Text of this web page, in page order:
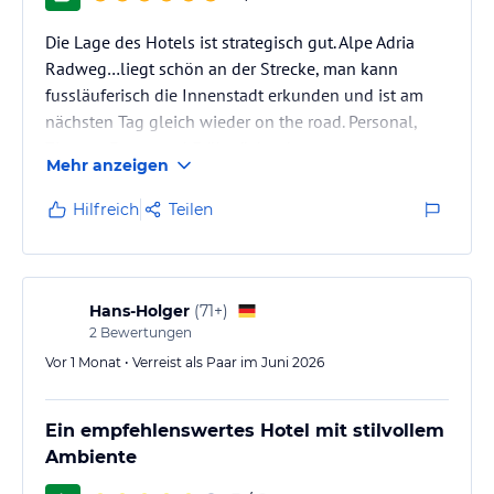
Als Willkommensgetränk erhalten Sie in unserer Lounge einen
Aperitif!
Ausstattung:
Sternenhimmel
Lovesuiteanleitung für erotische Stunden
Minibar, Sat-TV und ein Regenschirm zur Leihgabe
Unser Service:
Frühstück am Zimmer
2. Abend: Candlelight-Dinner im Resaurant
Themenzimmer Cancun
Ein besonderes Highlight in diesem Zimmer ist das aus Hand
gefertigte Bambusbett mit Wassermatratze unter einem Schilfdach.
Die Lage des Hotels ist strategisch gut. Alpe Adria
Radweg…liegt schön an der Strecke, man kann
fussläuferisch die Innenstadt erkunden und ist am
nächsten Tag gleich wieder on the road. Personal,
Mehr anzeigen
Hilfreich Teilen
Hans-Holger (71+)
2 Bewertungen
Vor 1 Monat • Verreist als Paar im Juni 2026
Ein empfehlenswertes Hotel mit stilvollem
Ambiente